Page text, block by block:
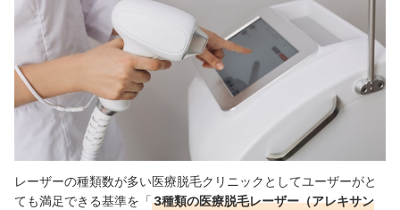
レーザーの種類数が多い医療脱毛クリニックとしてユーザーがと
ても満足できる基準を「3種類の医療脱毛レーザー（アレキサン